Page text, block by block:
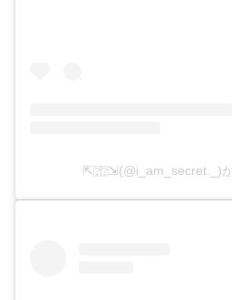
⇱⍰⍰⇲(@i_am_secret._)